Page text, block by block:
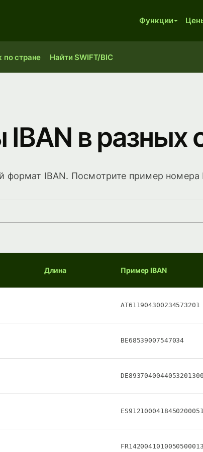
Функции
по стране Найти SWIFT/BIC
в разных
формат IBAN. Посмотрите пример номера
Длина Пример IBAN
AT611904300234573201
BE68539007547034